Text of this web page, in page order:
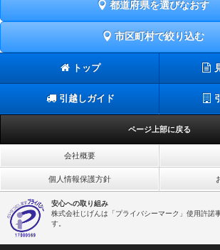
都道府県を選びなおす
市区町村で絞り込む
トップ
引越しガイド
ページ上部に戻る
会社概要
個人情報保護方針
安心への取り組み
株式会社じげんは「プライバシーマーク」使用許諾
す。